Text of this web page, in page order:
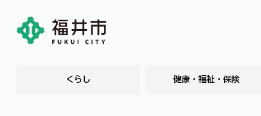
くらし 健康・福祉・保険